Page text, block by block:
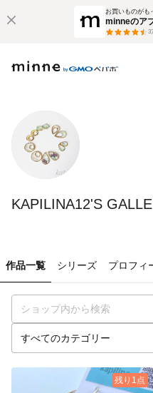
お買いものがも
minneのア
3
KAPILINA12'S
作品一覧 シリーズ プロフィ
残り1点